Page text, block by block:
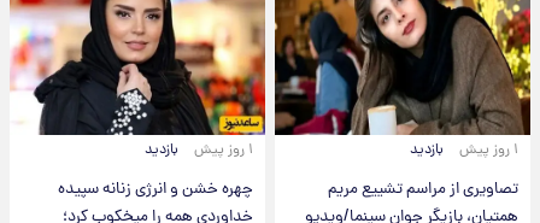
۱ روز پیش بازدید
تصاویری از مراسم تشییع مریم
۱ روز پیش بازدید
چهره خشن و انرژی زنانه سپیده